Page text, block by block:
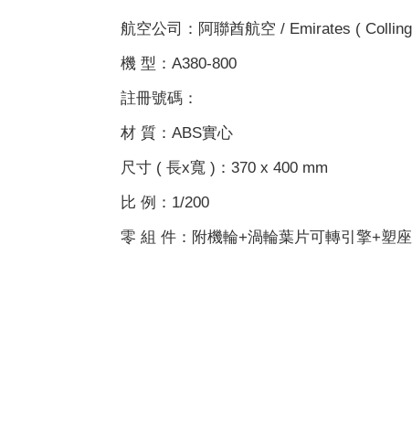
航空公司：阿聯酋航空 / Emirates (
機 型：A380-800
註冊號碼：
材 質：ABS實心
尺寸 ( 長x寬 )：370 x 400 mm
比 例：1/200
零 組 件：附機輪+渦輪葉片可轉引擎+塑座